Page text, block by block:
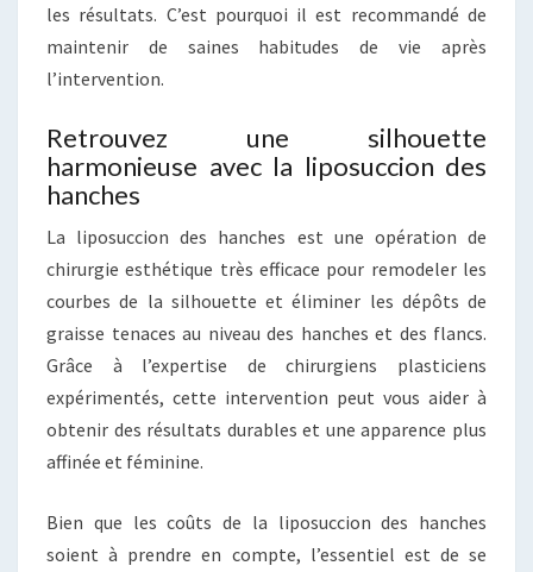
les résultats. C’est pourquoi il est recommandé de
maintenir de saines habitudes de vie après
l’intervention.
Retrouvez une silhouette
harmonieuse avec la liposuccion des
hanches
La liposuccion des hanches est une opération de
chirurgie esthétique très efficace pour remodeler les
courbes de la silhouette et éliminer les dépôts de
graisse tenaces au niveau des hanches et des flancs.
Grâce à l’expertise de chirurgiens plasticiens
expérimentés, cette intervention peut vous aider à
obtenir des résultats durables et une apparence plus
affinée et féminine.
Bien que les coûts de la liposuccion des hanches
soient à prendre en compte, l’essentiel est de se